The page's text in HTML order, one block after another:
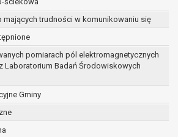
mających trudności w komunikowaniu się
pomiarach pól elektromagnetycznych
Laboratorium Badań Środowiskowych
Gminy
a po tym czasie w zakresie
przepisy prawa lub dla
ewentualnych roszczeń, a w
zgody na przetwarzanie
i rozliczeniu umowy, do
tej zgody.
umów o dofinansowanie
od momentu pozyskania
są przez okres wynikający z
zawartej między